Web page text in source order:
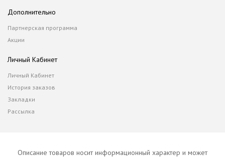
Дополнительно
Партнерская программа
Акции
Личный Кабинет
Личный Кабинет
История заказов
Закладки
Рассылка
Описание товаров носит информационный характер и может